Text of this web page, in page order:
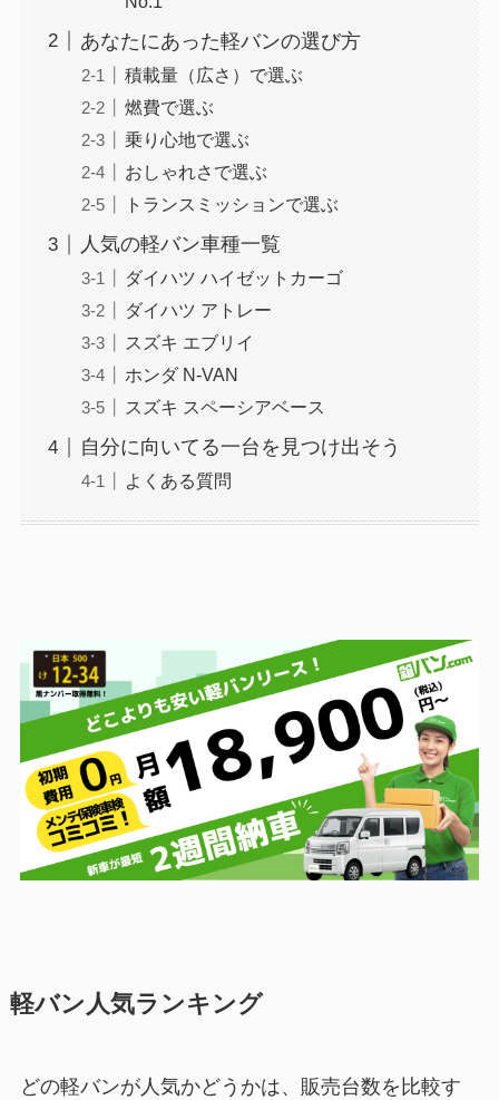
あなたにあった軽バンの選び方
積載量（広さ）で選ぶ
燃費で選ぶ
乗り心地で選ぶ
おしゃれさで選ぶ
トランスミッションで選ぶ
人気の軽バン車種一覧
ダイハツ ハイゼットカーゴ
ダイハツ アトレー
スズキ エブリイ
ホンダ N-VAN
スズキ スペーシアベース
自分に向いてる一台を見つけ出そう
よくある質問
軽バン人気ランキング
どの軽バンが人気かどうかは、販売台数を比較す